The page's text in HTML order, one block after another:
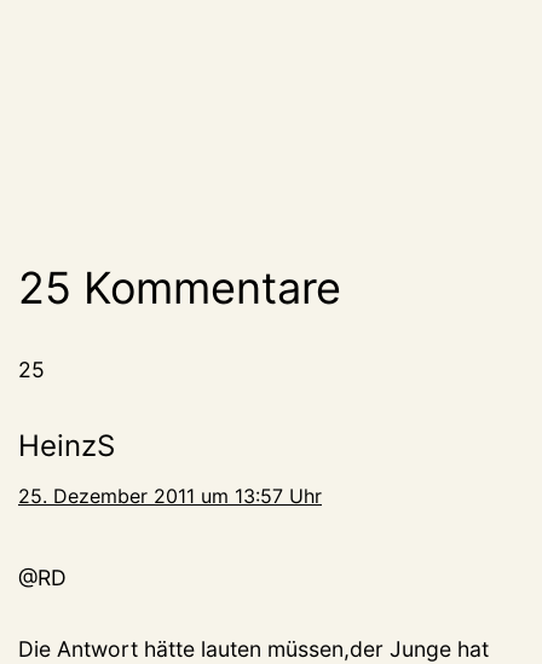
25 Kommentare
25
HeinzS
25. Dezember 2011 um 13:57 Uhr
@RD
Die Antwort hätte lauten müssen,der Junge hat